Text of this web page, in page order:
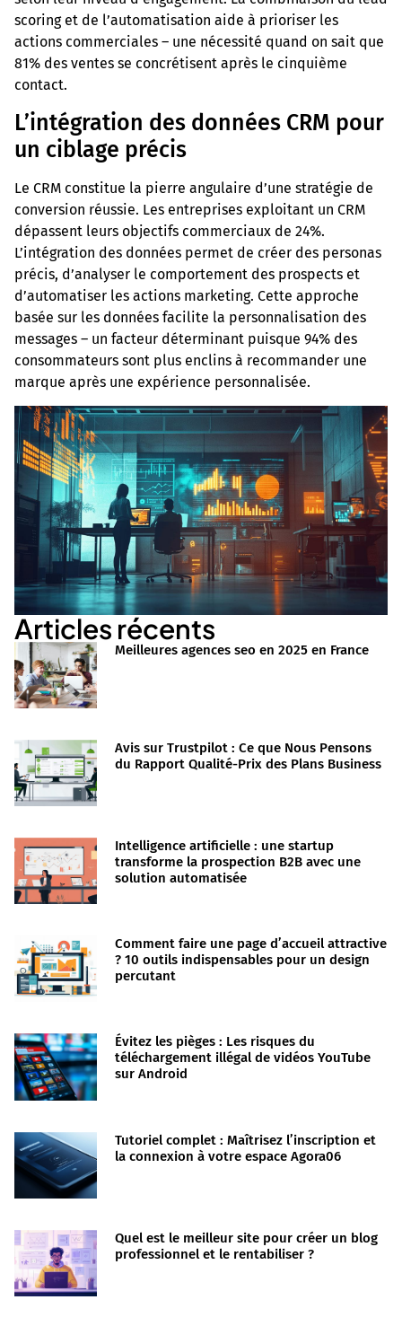
scoring et de l’automatisation aide à prioriser les
actions commerciales – une nécessité quand on sait que
81% des ventes se concrétisent après le cinquième
contact.
L’intégration des données CRM pour
un ciblage précis
Le CRM constitue la pierre angulaire d’une stratégie de
conversion réussie. Les entreprises exploitant un CRM
dépassent leurs objectifs commerciaux de 24%.
L’intégration des données permet de créer des personas
précis, d’analyser le comportement des prospects et
d’automatiser les actions marketing. Cette approche
basée sur les données facilite la personnalisation des
messages – un facteur déterminant puisque 94% des
consommateurs sont plus enclins à recommander une
marque après une expérience personnalisée.
Articles récents
Meilleures agences seo en 2025 en France
Avis sur Trustpilot : Ce que Nous Pensons
du Rapport Qualité-Prix des Plans Business
Intelligence artificielle : une startup
transforme la prospection B2B avec une
solution automatisée
Comment faire une page d’accueil attractive
? 10 outils indispensables pour un design
percutant
Évitez les pièges : Les risques du
téléchargement illégal de vidéos YouTube
sur Android
Tutoriel complet : Maîtrisez l’inscription et
la connexion à votre espace Agora06
Quel est le meilleur site pour créer un blog
professionnel et le rentabiliser ?